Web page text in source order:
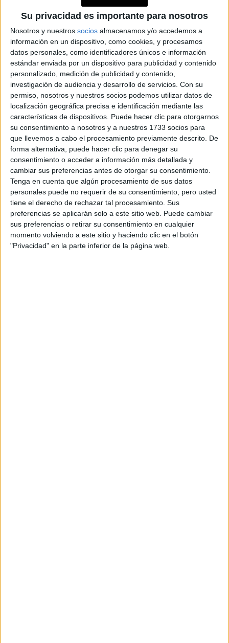
Su privacidad es importante para nosotros
Nosotros y nuestros socios almacenamos y/o accedemos a
información en un dispositivo, como cookies, y procesamos
datos personales, como identificadores únicos e información
estándar enviada por un dispositivo para publicidad y contenido
personalizado, medición de publicidad y contenido,
investigación de audiencia y desarrollo de servicios. Con su
permiso, nosotros y nuestros socios podemos utilizar datos de
localización geográfica precisa e identificación mediante las
características de dispositivos. Puede hacer clic para otorgarnos
su consentimiento a nosotros y a nuestros 1733 socios para
que llevemos a cabo el procesamiento previamente descrito. De
forma alternativa, puede hacer clic para denegar su
consentimiento o acceder a información más detallada y
cambiar sus preferencias antes de otorgar su consentimiento.
Tenga en cuenta que algún procesamiento de sus datos
personales puede no requerir de su consentimiento, pero usted
tiene el derecho de rechazar tal procesamiento. Sus
preferencias se aplicarán solo a este sitio web. Puede cambiar
sus preferencias o retirar su consentimiento en cualquier
momento volviendo a este sitio y haciendo clic en el botón
"Privacidad" en la parte inferior de la página web.
GALERÍA DE IMÁGENES
Accedé a los beneficios para suscriptores
Contenidos exclusivos
Sorteos
Descuentos en publicaciones
Participación en los eventos organizados por
Editorial Perfil.
Suscribite ahora